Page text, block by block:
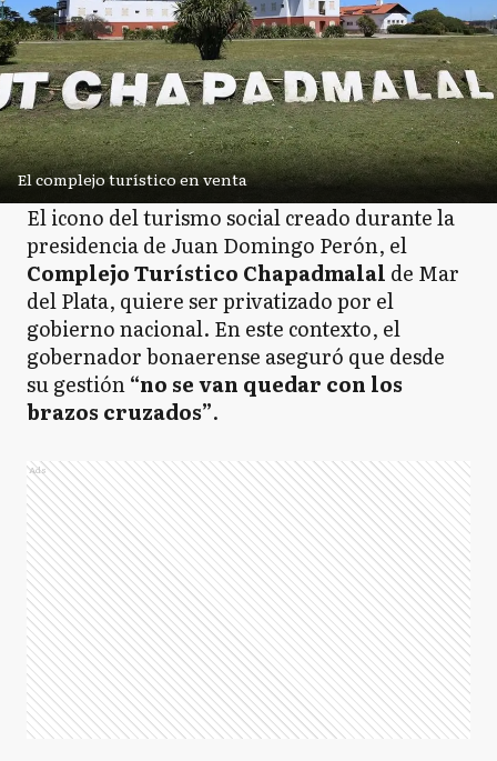
El complejo turístico en venta
El icono del turismo social creado durante la
presidencia de Juan Domingo Perón, el
Complejo Turístico Chapadmalal de Mar
del Plata, quiere ser privatizado por el
gobierno nacional. En este contexto, el
gobernador bonaerense aseguró que desde
su gestión“no se van quedar con los
brazos cruzados”.
Ads